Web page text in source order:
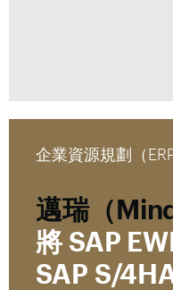
企業資源規劃（ERP
邁瑞（
將 SAP
SAP S/